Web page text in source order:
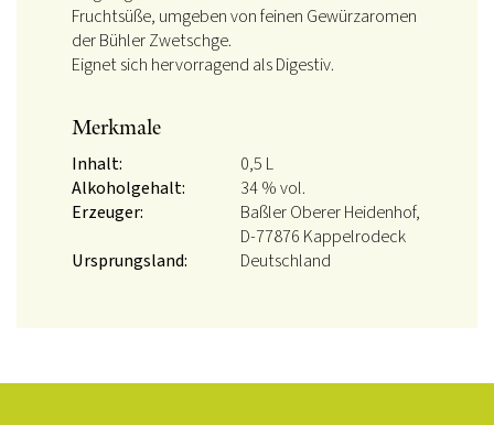
Fruchtsüße, umgeben von feinen Gewürzaromen
der Bühler Zwetschge.
Eignet sich hervorragend als Digestiv.
Merkmale
Inhalt:
0,5 L
Alkoholgehalt:
34 % vol.
Erzeuger:
Baßler Oberer Heidenhof,
D-77876 Kappelrodeck
Ursprungsland:
Deutschland